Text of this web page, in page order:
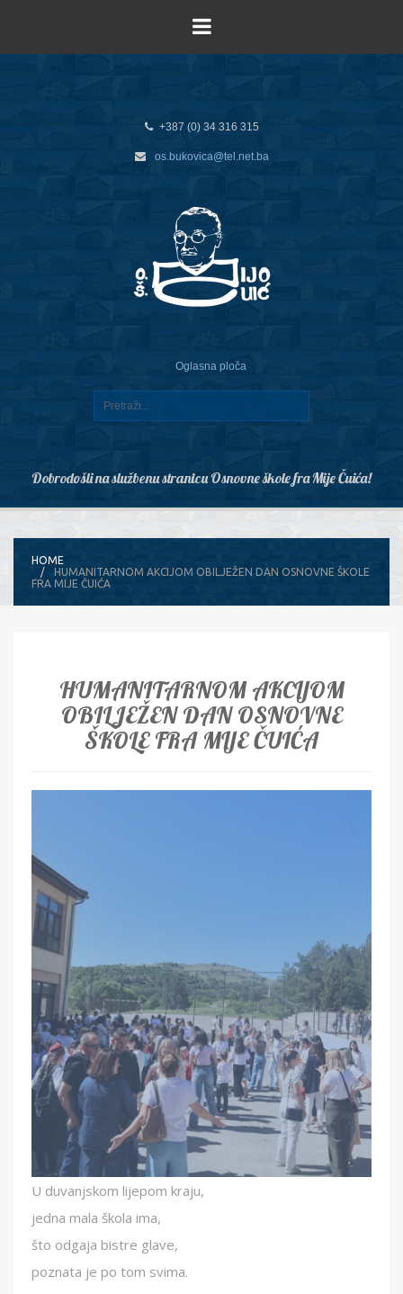
+387 (0) 34 316 315
os.bukovica@tel.net.ba
Oglasna ploča
Dobrodošli na službenu stranicu Osnovne škole fra Mije Čuića!
HOME
HUMANITARNOM AKCIJOM OBILJEŽEN DAN OSNOVNE ŠKOLE
FRA MIJE ČUIĆA
HUMANITARNOM AKCIJOM
OBILJEŽEN DAN OSNOVNE
ŠKOLE FRA MIJE ČUIĆA
U duvanjskom lijepom kraju,
jedna mala škola ima,
što odgaja bistre glave,
poznata je po tom svima.